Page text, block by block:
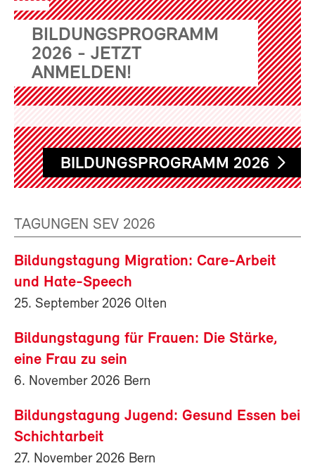
BILDUNGSPROGRAMM
2026 - JETZT
ANMELDEN!
BILDUNGSPROGRAMM 2026
TAGUNGEN SEV 2026
Bildungstagung Migration: Care-Arbeit
und Hate-Speech
25. September 2026 Olten
Bildungstagung für Frauen: Die Stärke,
eine Frau zu sein
6. November 2026 Bern
Bildungstagung Jugend: Gesund Essen bei
Schichtarbeit
27. November 2026 Bern